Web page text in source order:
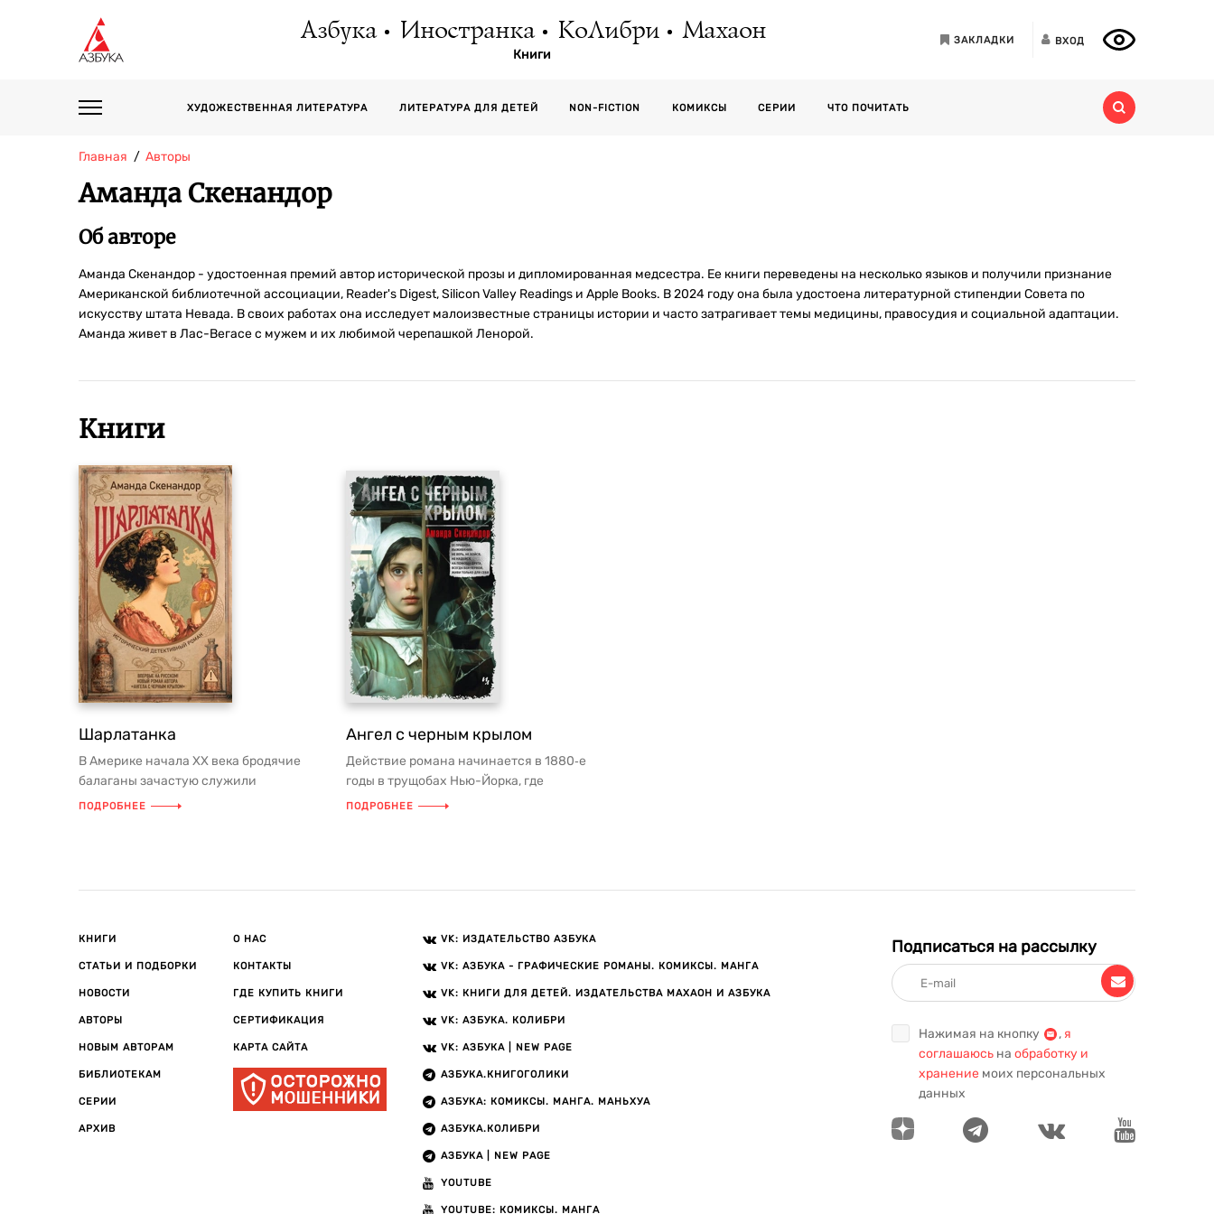
Азбука Иностранка КоЛибри Махаон
Книги
ЗАКЛАДКИ ВХОД
ХУДОЖЕСТВЕННАЯ ЛИТЕРАТУРА ЛИТЕРАТУРА ДЛЯ ДЕТЕЙ NON-FICTION КОМИКСЫ СЕРИИ ЧТО ПОЧИТАТЬ
Главная Авторы
Аманда Скенандор
Об авторе
Аманда Скенандор - удостоенная премий автор исторической прозы и дипломированная медсестра. Ее книги переведены на несколько языков и получили признание
Американской библиотечной ассоциации, Reader's Digest, Silicon Valley Readings и Apple Books. В 2024 году она была удостоена литературной стипендии Совета по
искусству штата Невада. В своих работах она исследует малоизвестные страницы истории и часто затрагивает темы медицины, правосудия и социальной адаптации.
Аманда живет в Лас-Вегасе с мужем и их любимой черепашкой Ленорой.
Книги
Шарлатанка
В Америке начала XX века бродячие
балаганы зачастую служили
единственным источником
ПОДРОБНЕЕ
Ангел с черным крылом
Действие романа начинается в 1880‑е
годы в трущобах Нью-Йорка, где
человек человеку — волк и где нет...
ПОДРОБНЕЕ
КНИГИ
СТАТЬИ И ПОДБОРКИ
НОВОСТИ
АВТОРЫ
НОВЫМ АВТОРАМ
БИБЛИОТЕКАМ
СЕРИИ
АРХИВ
О НАС
КОНТАКТЫ
ГДЕ КУПИТЬ КНИГИ
СЕРТИФИКАЦИЯ
КАРТА САЙТА
VK: ИЗДАТЕЛЬСТВО АЗБУКА
VK: АЗБУКА - ГРАФИЧЕСКИЕ РОМАНЫ. КОМИКСЫ. МАНГА
VK: КНИГИ ДЛЯ ДЕТЕЙ. ИЗДАТЕЛЬСТВА МАХАОН И АЗБУКА
VK: АЗБУКА. КОЛИБРИ
VK: АЗБУКА | NEW PAGE
АЗБУКА.КНИГОГОЛИКИ
АЗБУКА: КОМИКСЫ. МАНГА. МАНЬХУА
АЗБУКА.КОЛИБРИ
АЗБУКА | NEW PAGE
YOUTUBE
YOUTUBE: КОМИКСЫ. МАНГА
Подписаться на рассылку
Нажимая на кнопку , я
соглашаюсь на обработку и
хранение моих персональных
данных